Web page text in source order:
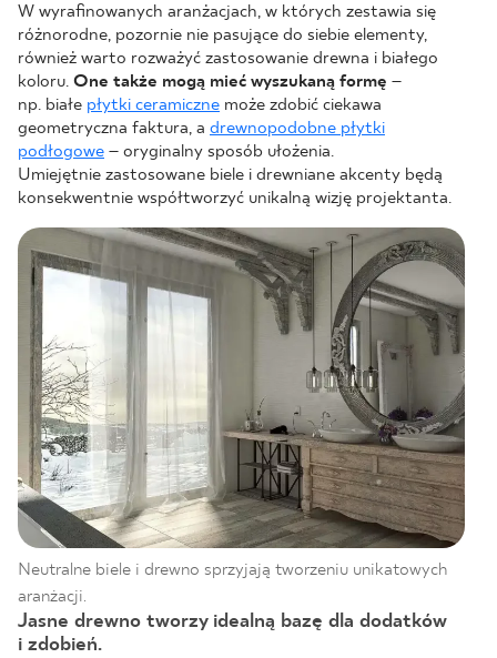
W wyrafinowanych aranżacjach, w których zestawia się
różnorodne, pozornie nie pasujące do siebie elementy,
również warto rozważyć zastosowanie drewna i białego
koloru. One także mogą mieć wyszukaną formę –
np. białe płytki ceramiczne może zdobić ciekawa
geometryczna faktura, a drewnopodobne płytki
podłogowe – oryginalny sposób ułożenia.
Umiejętnie zastosowane biele i drewniane akcenty będą
konsekwentnie współtworzyć unikalną wizję projektanta.
Neutralne biele i drewno sprzyjają tworzeniu unikatowych
aranżacji.
Jasne drewno tworzy idealną bazę dla dodatków
i zdobień.